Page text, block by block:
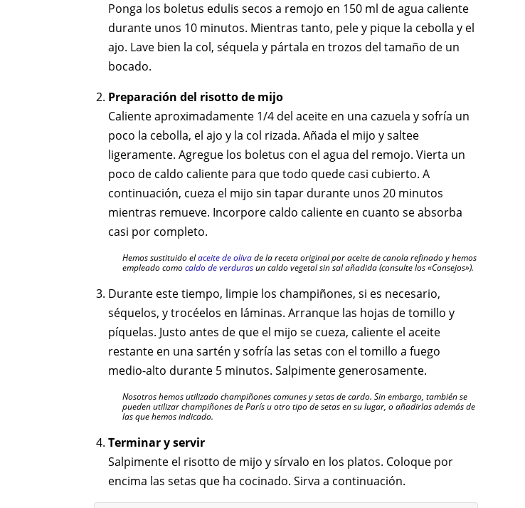
Ponga los boletus edulis secos a remojo en 150 ml de agua caliente
durante unos 10 minutos. Mientras tanto, pele y pique la cebolla y el
ajo. Lave bien la col, séquela y pártala en trozos del tamaño de un
bocado.
Preparación del risotto de mijo
Caliente aproximadamente 1/4 del aceite en una cazuela y sofría un
poco la cebolla, el ajo y la col rizada. Añada el mijo y saltee
ligeramente. Agregue los boletus con el agua del remojo. Vierta un
poco de caldo caliente para que todo quede casi cubierto. A
continuación, cueza el mijo sin tapar durante unos 20 minutos
mientras remueve. Incorpore caldo caliente en cuanto se absorba
casi por completo.
Hemos sustituido elaceite de olivade la receta original por aceite de canola refinado y hemos
empleado comocaldo de verdurasun caldo vegetal sin sal añadida (consulte los «Consejos»).
Durante este tiempo, limpie los champiñones, si es necesario,
séquelos, y trocéelos en láminas. Arranque las hojas de tomillo y
píquelas. Justo antes de que el mijo se cueza, caliente el aceite
restante en una sartén y sofría las setas con el tomillo a fuego
medio-alto durante 5 minutos. Salpimente generosamente.
Nosotros hemos utilizado champiñones comunes y setas de cardo. Sin embargo, también se
pueden utilizar champiñones de París u otro tipo de setas en su lugar, o añadirlas además de
las que hemos indicado.
Terminar y servir
Salpimente el risotto de mijo y sírvalo en los platos. Coloque por
encima las setas que ha cocinado. Sirva a continuación.